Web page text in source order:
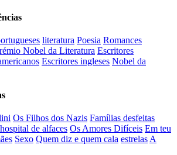
literatura Poesia Romances
Nobel da Literatura Escritores
Escritores ingleses Nobel da
Os Filhos dos Nazis Famílias desfeitas
de alfaces Os Amores Difíceis Em teu
Sexo Quem diz e quem cala estrelas A